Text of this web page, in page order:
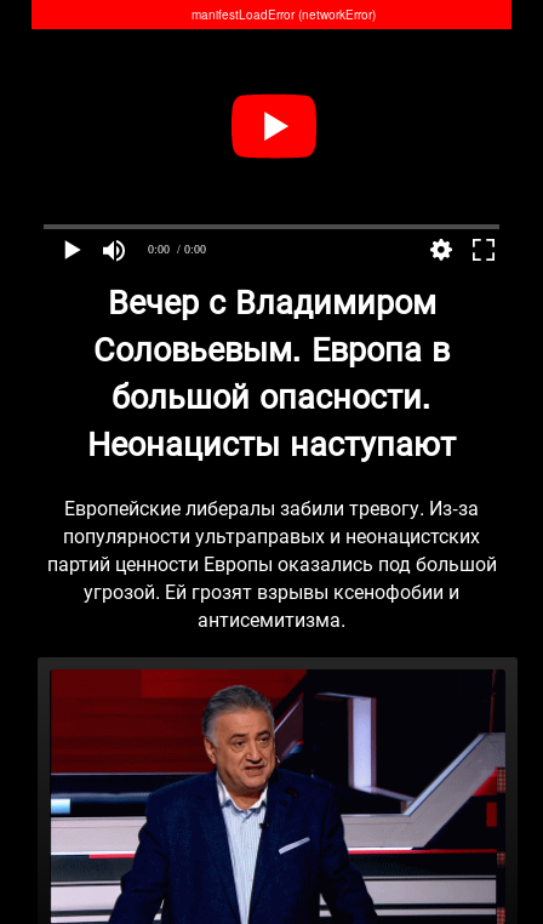
0:00 / 0:00
manifestLoadError (networkError)
Вечер с Владимиром
Соловьевым. Европа в
большой опасности.
Неонацисты наступают
Европейские либералы забили тревогу. Из-за
популярности ультраправых и неонацистских
партий ценности Европы оказались под большой
угрозой. Ей грозят взрывы ксенофобии и
антисемитизма.